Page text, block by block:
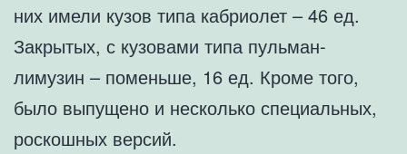
них имели кузов типа кабриолет – 46 ед.
Закрытых, с кузовами типа пульман-
лимузин – поменьше, 16 ед. Кроме того,
было выпущено и несколько специальных,
роскошных версий.